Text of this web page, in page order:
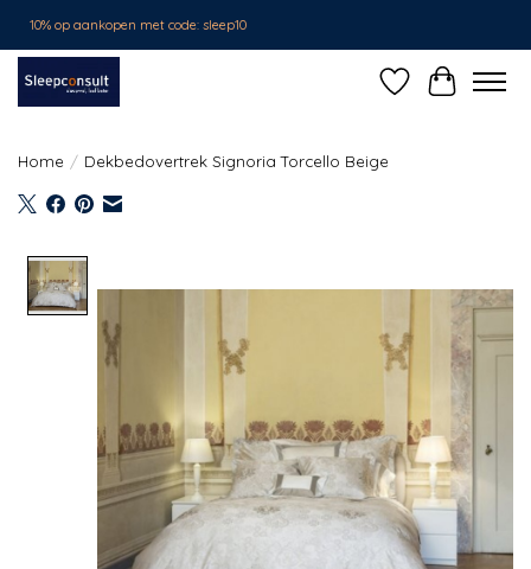
10% op aankopen met code: sleep10
Verlanglijst
Home / Dekbedovertrek Signoria Torcello Beige